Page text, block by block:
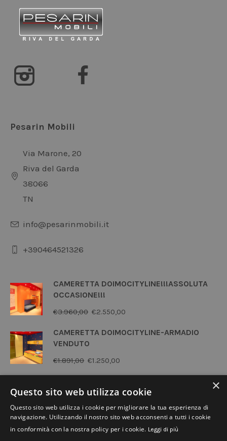
Pesarin Mobili
Via Marone, 20
Riva del Garda
38066
TN
info@pesarinmobili.it
+390464521326
CAMERETTA DOIMOCITYLINE!!!ASSOLUTA
OCCASIONE!!!
€3.960,00 Il
era:
€2.550,00
CAMERETTA DOIMOCITYLINE-ARMADIO
VENDUTO
€1.891,00 Il
prezzo
originale
era:
€1.891,00.
€1.250,00
prezzo
attuale
è:
€1.250,00.
€4.676,00 Il
prezzo
originale
€2.900,00Il
prezzo
attuale
×
Questo sito web utilizza cookie
Questo sito web utilizza i cookie per migliorare la tua esperienza di
navigazione. Utilizzando il nostro sito web acconsenti a tutti i cookie
in conformità con la nostra policy per i cookie. Leggi di più